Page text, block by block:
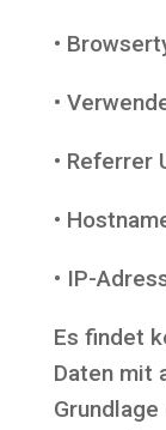
•
•
• Refer­rer
•
• IP-
Es fin­det
Daten mit